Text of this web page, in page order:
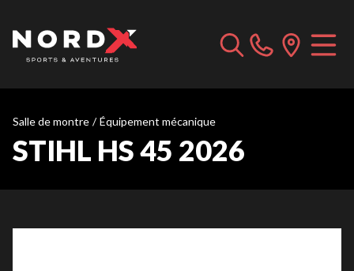
Salle de montre / Équipement mécanique
STIHL HS 45 2026